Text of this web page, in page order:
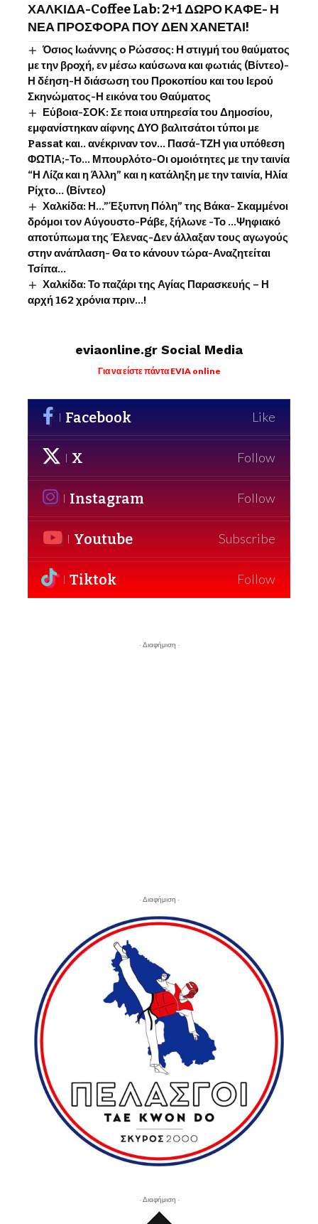
ΧΑΛΚΙΔΑ-Coffee Lab: 2+1 ΔΩΡΟ ΚΑΦΕ- Η
ΝΕΑ ΠΡΟΣΦΟΡΑ ΠΟΥ ΔΕΝ ΧΑΝΕΤΑΙ!
Όσιος Ιωάννης o Ρώσσος: Η στιγμή του θαύματος
με την βροχή, εν μέσω καύσωνα και φωτιάς (Βίντεο)-
Η δέηση-Η διάσωση του Προκοπίου και του Ιερού
Σκηνώματος-Η εικόνα του Θαύματος
Εύβοια-ΣΟΚ: Σε ποια υπηρεσία του Δημοσίου,
εμφανίστηκαν αίφνης ΔΥΟ βαλιτσάτοι τύποι με
Passat και.. ανέκριναν τον… Πασά-ΤΖΗ για υπόθεση
ΦΩΤΙΑ;-Το… Μπουρλότο-Οι ομοιότητες με την ταινία
“Η Λίζα και η Άλλη” και η κατάληξη με την ταινία, Ηλία
Ρίχτο… (Βίντεο)
Χαλκίδα: Η…”Έξυπνη Πόλη” της Βάκα- Σκαμμένοι
δρόμοι τον Αύγουστο-Ράβε, ξήλωνε -Το …Ψηφιακό
αποτύπωμα της Έλενας-Δεν άλλαξαν τους αγωγούς
στην ανάπλαση- Θα το κάνουν τώρα-Αναζητείται
Τσίπα…
Χαλκίδα: Το παζάρι της Αγίας Παρασκευής – Η
αρχή 162 χρόνια πριν…!
eviaonline.gr Social Media
Για να είστε πάντα EVIA online
Facebook Like
X Follow
Instagram Follow
Youtube Subscribe
Tiktok Follow
- Διαφήμιση -
- Διαφήμιση -
- Διαφήμιση -